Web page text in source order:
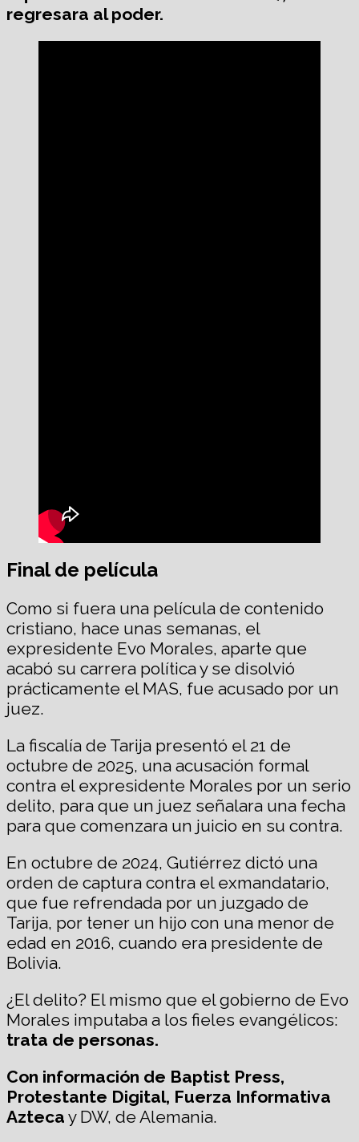
regresara al poder.
Final de película
Como si fuera una película de contenido
cristiano, hace unas semanas, el
expresidente Evo Morales, aparte que
acabó su carrera política y se disolvió
prácticamente el MAS, fue acusado por un
juez.
La fiscalía de Tarija presentó el 21 de
octubre de 2025, una acusación formal
contra el expresidente Morales por un serio
delito, para que un juez señalara una fecha
para que comenzara un juicio en su contra.
En octubre de 2024, Gutiérrez dictó una
orden de captura contra el exmandatario,
que fue refrendada por un juzgado de
Tarija, por tener un hijo con una menor de
edad en 2016, cuando era presidente de
Bolivia.
¿El delito? El mismo que el gobierno de Evo
Morales imputaba a los fieles evangélicos:
trata de personas.
Con información de Baptist Press,
Protestante Digital, Fuerza Informativa
Azteca y DW, de Alemania.